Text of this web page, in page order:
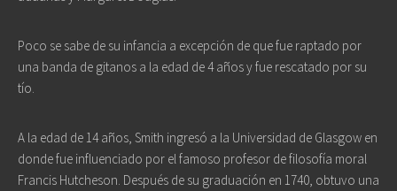
Poco se sabe de su infancia a excepción de que fue raptado por
una banda de gitanos a la edad de 4 años y fue rescatado por su
tío.
A la edad de 14 años, Smith ingresó a la Universidad de Glasgow en
donde fue influenciado por el famoso profesor de filosofía moral
Francis Hutcheson. Después de su graduación en 1740, obtuvo una